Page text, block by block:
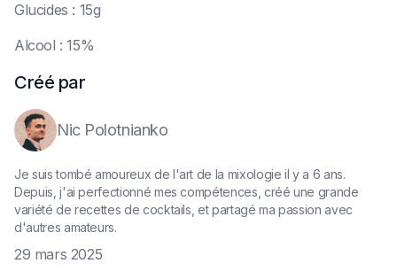
Glucides : 15g
Alcool : 15%
Créé par
Nic Polotnianko
Je suis tombé amoureux de l'art de la mixologie il y a 6 ans.
Depuis, j'ai perfectionné mes compétences, créé une grande
variété de recettes de cocktails, et partagé ma passion avec
d'autres amateurs.
29 mars 2025